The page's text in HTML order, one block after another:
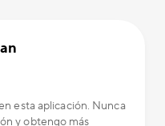
esta aplicación. Nunca
y obtengo más